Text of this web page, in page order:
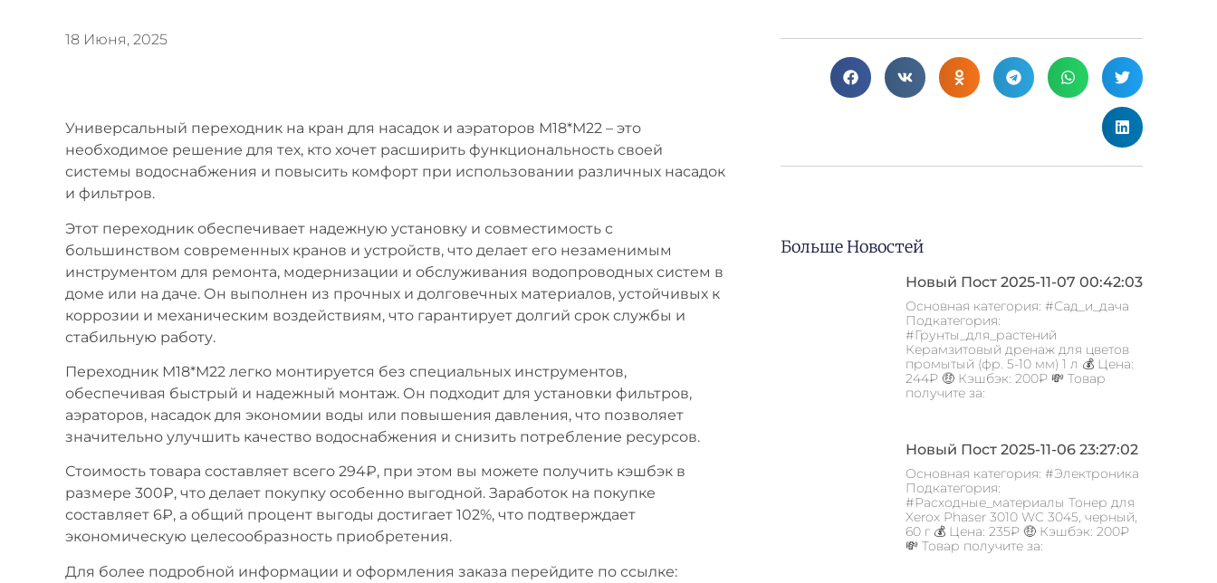
18 Июня, 2025
Универсальный переходник на кран для насадок и аэраторов М18*М22 – это
необходимое решение для тех, кто хочет расширить функциональность своей
системы водоснабжения и повысить комфорт при использовании различных насадок
и фильтров.
Этот переходник обеспечивает надежную установку и совместимость с
большинством современных кранов и устройств, что делает его незаменимым
инструментом для ремонта, модернизации и обслуживания водопроводных систем в
доме или на даче. Он выполнен из прочных и долговечных материалов, устойчивых к
коррозии и механическим воздействиям, что гарантирует долгий срок службы и
стабильную работу.
Переходник М18*М22 легко монтируется без специальных инструментов,
обеспечивая быстрый и надежный монтаж. Он подходит для установки фильтров,
аэраторов, насадок для экономии воды или повышения давления, что позволяет
значительно улучшить качество водоснабжения и снизить потребление ресурсов.
Стоимость товара составляет всего 294₽, при этом вы можете получить кэшбэк в
размере 300₽, что делает покупку особенно выгодной. Заработок на покупке
составляет 6₽, а общий процент выгоды достигает 102%, что подтверждает
экономическую целесообразность приобретения.
Для более подробной информации и оформления заказа перейдите по ссылке:
Больше Новостей
Новый Пост 2025-11-07 00:42:03
Основная категория: #Сад_и_дача
Подкатегория:
#Грунты_для_растений
Керамзитовый дренаж для цветов
промытый (фр. 5-10 мм) 1 л 💰 Цена:
244₽ 🤑 Кэшбэк: 200₽ 💸 Товар
получите за:
Новый Пост 2025-11-06 23:27:02
Основная категория: #Электроника
Подкатегория:
#Расходные_материалы Тонер для
Xerox Phaser 3010 WC 3045, черный,
60 г 💰 Цена: 235₽ 🤑 Кэшбэк: 200₽
💸 Товар получите за: